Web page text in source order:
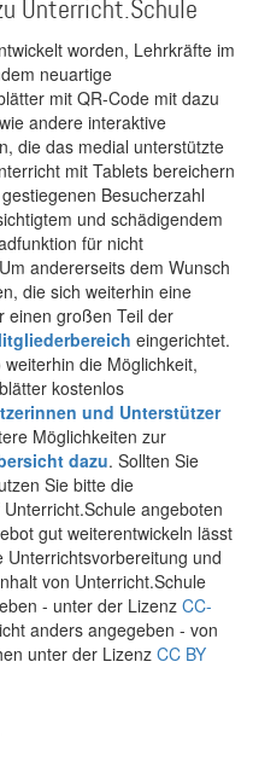
Unterricht.Schule
worden, Lehrkräfte im
neuartige
mit QR-Code mit dazu
andere interaktive
die das medial unterstützte
mit Tablets bereichern
Besucherzahl
und schädigendem
für nicht
andererseits dem Wunsch
die sich weiterhin eine
einen großen Teil der
eingerichtet.
die Möglichkeit,
kostenlos
und Unterstützer
Möglichkeiten zur
dazu. Sollten Sie
Sie bitte die
angeboten
gut weiterentwickeln lässt
Unterrichtsvorbereitung und
von Unterricht.Schule
- unter der Lizenz CC-
anders angegeben - von
unter der Lizenz CC BY